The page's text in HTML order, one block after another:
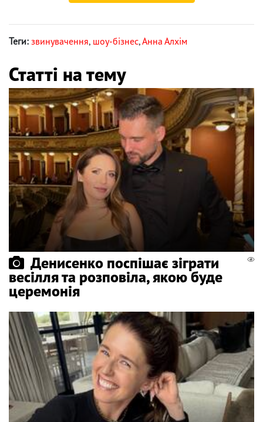
Теги: звинувачення, шоу-бізнес,Анна Алхім
Статті на тему
Денисенко поспішає зіграти
весілля та розповіла, якою буде
церемонія